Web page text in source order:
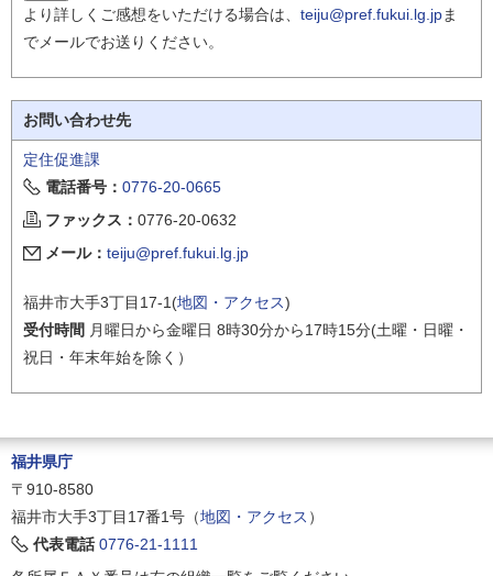
より詳しくご感想をいただける場合は、 teiju@pref.fukui.lg.jpま
でメールでお送りください。
お問い合わせ先
定住促進課
電話番号： 0776-20-0665
ファックス： 0776-20-0632
メール： teiju@pref.fukui.lg.jp
福井市大手3丁目17-1(地図・アクセス)
受付時間 月曜日から金曜日 8時30分から17時15分(土曜・日曜・
祝日・年末年始を除く）
福井県庁
〒910-8580
福井市大手3丁目17番1号（地図・アクセス ）
代表電話 0776-21-1111